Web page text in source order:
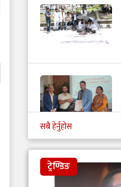
सबै हेर्नुहोस
ट्रेण्डिङ